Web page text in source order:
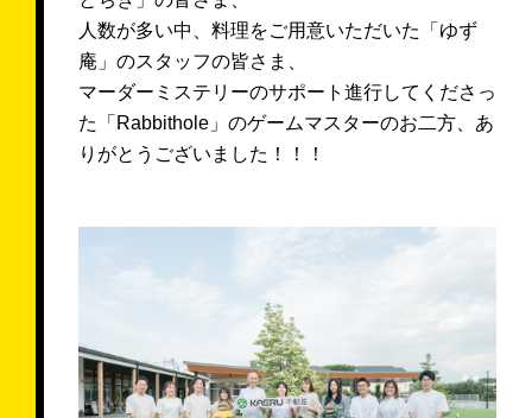
人数が多い中、料理をご用意いただいた「ゆず
庵」のスタッフの皆さま、
マーダーミステリーのサポート進行してくださっ
た「Rabbithole」のゲームマスターのお二方、あ
りがとうございました！！！